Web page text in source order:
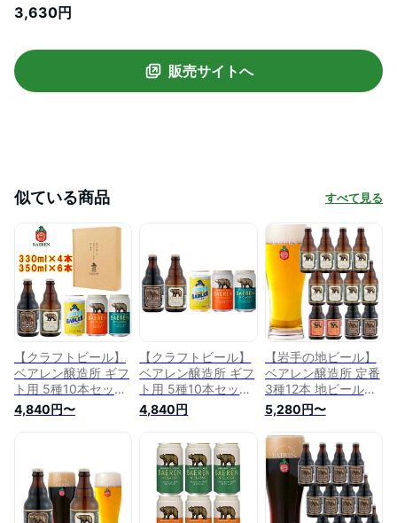
3,630円
販売サイトへ
似ている商品 すべて見る
【クラフトビール】
ベアレン醸造所 ギフ
ト用 5種10本セット
詰め合わせ【ギフト
箱付】【岩手の地ビ
4,840円〜
【クラフトビール】
ベアレン醸造所 ギフ
ト用 5種10本セット
詰め合わせ【ギフト
箱付】【岩手の地ビ
4,840円
【岩手の地ビール】
ベアレン醸造所 定番
3種12本 地ビール詰
め合わせ ギフトセッ
ト 【クラフトビー
ル】【酒 販売】【父
の日】
5,280円〜